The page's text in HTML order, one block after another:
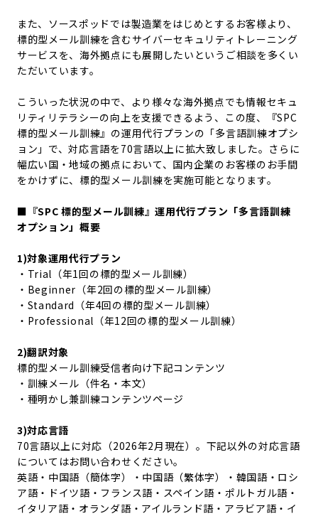
また、ソースポッドでは製造業をはじめとするお客様より、
標的型メール訓練を含むサイバーセキュリティトレーニング
サービスを、海外拠点にも展開したいというご相談を多くい
ただいています。
こういった状況の中で、より様々な海外拠点でも情報セキュ
リティリテラシーの向上を支援できるよう、この度、『SPC
標的型メール訓練』の運用代行プランの「多言語訓練オプシ
ョン」で、対応言語を70言語以上に拡大致しました。さらに
幅広い国・地域の拠点において、国内企業のお客様のお手間
をかけずに、標的型メール訓練を実施可能となります。
■『SPC 標的型メール訓練』運用代行プラン「多言語訓練
オプション」概要
1)対象運用代行プラン
・Trial（年1回の標的型メール訓練）
・Beginner（年2回の標的型メール訓練）
・Standard（年4回の標的型メール訓練）
・Professional（年12回の標的型メール訓練）
2)翻訳対象
標的型メール訓練受信者向け下記コンテンツ
・訓練メール（件名・本文）
・種明かし兼訓練コンテンツページ
3)対応言語
70言語以上に対応（2026年2月現在）。下記以外の対応言語
についてはお問い合わせください。
英語・中国語（簡体字）・中国語（繁体字）・韓国語・ロシ
ア語・ドイツ語・フランス語・スペイン語・ポルトガル語・
イタリア語・オランダ語・アイルランド語・アラビア語・イ